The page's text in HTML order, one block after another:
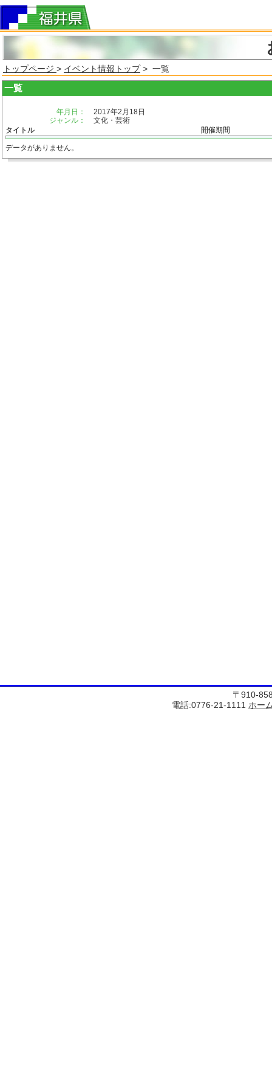
トップページ > イベント情報トップ> 一覧
一覧
年月日：
2017年2月18日
ジャンル：
文化・芸術
タイトル
開催期間
データがありません。
〒910-
電話:0776-21-1111 ホー